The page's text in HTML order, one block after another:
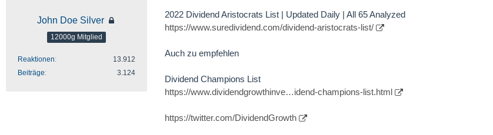
John Doe Silver
12000g Mitglied
Reaktionen
13.912
Beiträge
3.124
2022 Dividend Aristocrats List | Updated Daily | All 65 Analyzed
https://www.suredividend.com/dividend-aristocrats-list/
Auch zu empfehlen
Dividend Champions List
https://www.dividendgrowthinve…idend-champions-list.html
https://twitter.com/DividendGrowth